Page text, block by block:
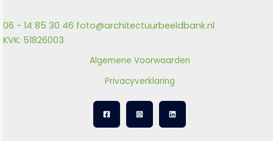
06 - 14 85 30 46 foto@architectuurbeeldbank.nl
KVK: 51826003
Algemene Voorwaarden
Privacyverklaring